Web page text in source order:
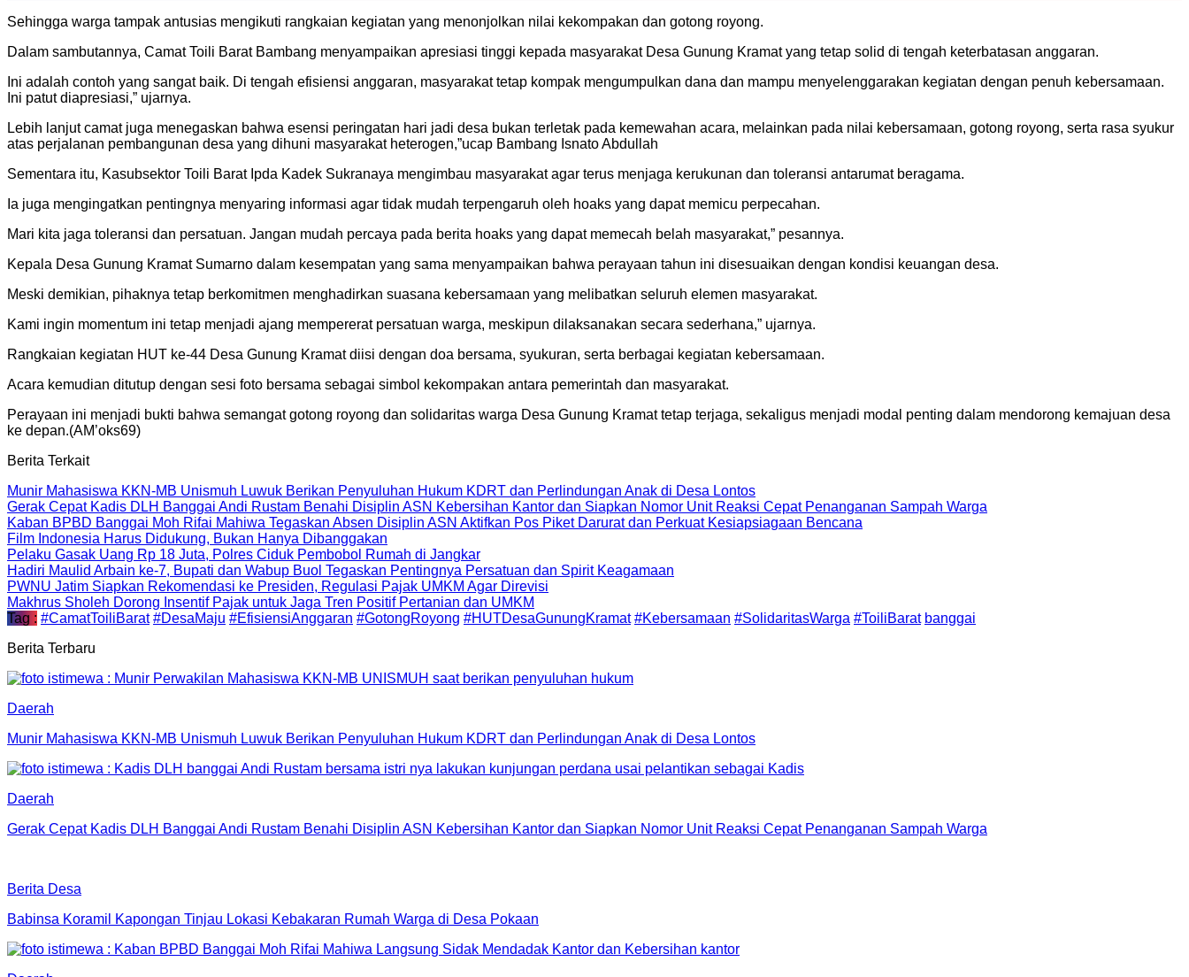
Sehingga warga tampak antusias mengikuti rangkaian kegiatan yang menonjolkan nilai kekompakan dan gotong royong.
Dalam sambutannya, Camat Toili Barat Bambang menyampaikan apresiasi tinggi kepada masyarakat Desa Gunung Kramat yang tetap solid di tengah keterbatasan anggaran.
Ini adalah contoh yang sangat baik. Di tengah efisiensi anggaran, masyarakat tetap kompak mengumpulkan dana dan mampu menyelenggarakan kegiatan dengan penuh kebersamaan.
Ini patut diapresiasi,” ujarnya.
Lebih lanjut camat juga menegaskan bahwa esensi peringatan hari jadi desa bukan terletak pada kemewahan acara, melainkan pada nilai kebersamaan, gotong royong, serta rasa syukur
atas perjalanan pembangunan desa yang dihuni masyarakat heterogen,”ucap Bambang Isnato Abdullah
Sementara itu, Kasubsektor Toili Barat Ipda Kadek Sukranaya mengimbau masyarakat agar terus menjaga kerukunan dan toleransi antarumat beragama.
Ia juga mengingatkan pentingnya menyaring informasi agar tidak mudah terpengaruh oleh hoaks yang dapat memicu perpecahan.
Mari kita jaga toleransi dan persatuan. Jangan mudah percaya pada berita hoaks yang dapat memecah belah masyarakat,” pesannya.
Kepala Desa Gunung Kramat Sumarno dalam kesempatan yang sama menyampaikan bahwa perayaan tahun ini disesuaikan dengan kondisi keuangan desa.
Meski demikian, pihaknya tetap berkomitmen menghadirkan suasana kebersamaan yang melibatkan seluruh elemen masyarakat.
Kami ingin momentum ini tetap menjadi ajang mempererat persatuan warga, meskipun dilaksanakan secara sederhana,” ujarnya.
Rangkaian kegiatan HUT ke-44 Desa Gunung Kramat diisi dengan doa bersama, syukuran, serta berbagai kegiatan kebersamaan.
Acara kemudian ditutup dengan sesi foto bersama sebagai simbol kekompakan antara pemerintah dan masyarakat.
Perayaan ini menjadi bukti bahwa semangat gotong royong dan solidaritas warga Desa Gunung Kramat tetap terjaga, sekaligus menjadi modal penting dalam mendorong kemajuan desa
ke depan.(AM’oks69)
Berita Terkait
Munir Mahasiswa KKN-MB Unismuh Luwuk Berikan Penyuluhan Hukum KDRT dan Perlindungan Anak di Desa Lontos
Gerak Cepat Kadis DLH Banggai Andi Rustam Benahi Disiplin ASN Kebersihan Kantor dan Siapkan Nomor Unit Reaksi Cepat Penanganan Sampah Warga
Kaban BPBD Banggai Moh Rifai Mahiwa Tegaskan Absen Disiplin ASN Aktifkan Pos Piket Darurat dan Perkuat Kesiapsiagaan Bencana
Film Indonesia Harus Didukung, Bukan Hanya Dibanggakan
Pelaku Gasak Uang Rp 18 Juta, Polres Ciduk Pembobol Rumah di Jangkar
Hadiri Maulid Arbain ke-7, Bupati dan Wabup Buol Tegaskan Pentingnya Persatuan dan Spirit Keagamaan
PWNU Jatim Siapkan Rekomendasi ke Presiden, Regulasi Pajak UMKM Agar Direvisi
Makhrus Sholeh Dorong Insentif Pajak untuk Jaga Tren Positif Pertanian dan UMKM
Tag : #CamatToiliBarat #DesaMaju #EfisiensiAnggaran #GotongRoyong #HUTDesaGunungKramat #Kebersamaan #SolidaritasWarga #ToiliBarat banggai
Berita Terbaru
Daerah
Munir Mahasiswa KKN-MB Unismuh Luwuk Berikan Penyuluhan Hukum KDRT dan Perlindungan Anak di Desa Lontos
Daerah
Gerak Cepat Kadis DLH Banggai Andi Rustam Benahi Disiplin ASN Kebersihan Kantor dan Siapkan Nomor Unit Reaksi Cepat Penanganan Sampah Warga
Berita Desa
Babinsa Koramil Kapongan Tinjau Lokasi Kebakaran Rumah Warga di Desa Pokaan